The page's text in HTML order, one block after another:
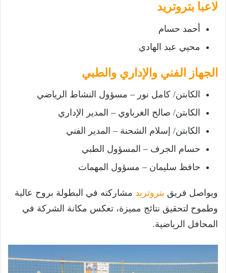
لاعبا بتروتريد
أحمد حسام
محيي عبد الهادي
الجهاز الفني والإداري والطبي
الكابتن/ كامل نور – مسؤول النشاط الرياضي
الكابتن/ صالح الغرباوي – المدير الإداري
الكابتن/ إسلام الشحنة – المدير الفني
حسام الجرف – المسؤول الطبي
حافظ سليمان – مسؤول المهمات
ويواصل فريق بتروتريد مشاركته في البطولة بروح عالية
وطموح لتحقيق نتائج مميزة، تعكس مكانة الشركة في
المحافل الرياضية.